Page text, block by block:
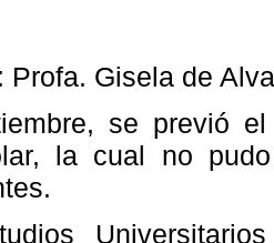
Profa. Gisela de
se previó
la cual no